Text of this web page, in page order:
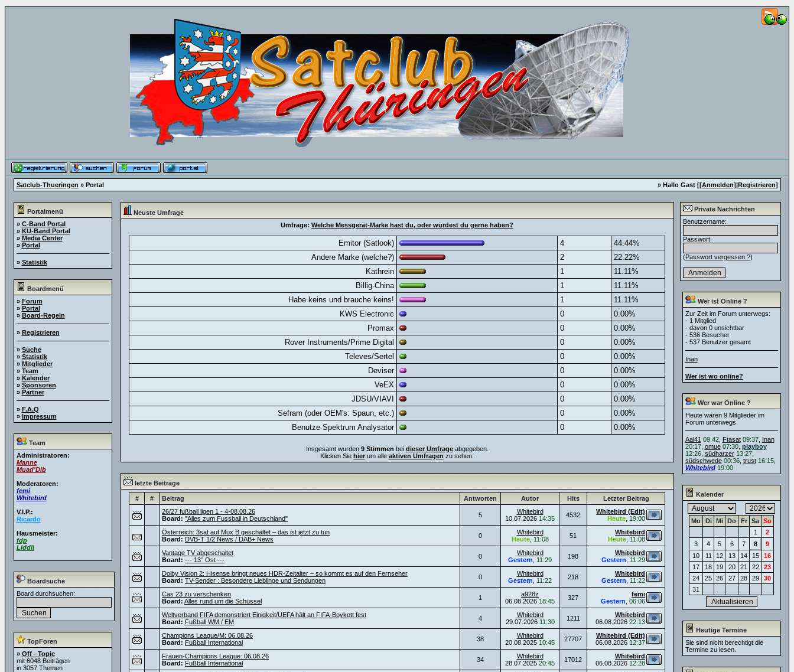
Satclub-Thueringen » Portal » Hallo Gast [[Anmelden]|Registrieren]
Portalmenü
» C-Band Portal
» KU-Band Portal
» Media Center
» Portal
» Statistik
Boardmenü
» Forum
» Portal
» Board-Regeln
» Registrieren
» Suche
» Statistik
» Mitglieder
» Team
» Kalender
» Sponsoren
» Partner
» F.A.Q
» Impressum
Team
Administratoren:
Manne
Muad'Dib
Moderatoren:
femi
Whitebird
V.I.P.:
Ricardo
Hausmeister:
fdp
Liddll
Boardsuche
Board durchsuchen:
TopForen
» Off - Topic
mit 6048 Beiträgen
in 3057 Themen
Neuste Umfrage
Umfrage: Welche Messgerät-Marke hast du, oder würdest du gerne haben?
Emitor (Satlook) 4
44.44%
Andere Marke (welche?)
2
22.22%
Kathrein
1
11.11%
Billig-China
1
11.11%
Habe keins und brauche keins!
1
11.11%
KWS Electronic
0
0.00%
Promax
0
0.00%
Rover Instruments/Prime Digital
0
0.00%
Televes/Sertel
0
0.00%
Deviser
0
0.00%
VeEX
0
0.00%
JDSU/VIAVI
0
0.00%
Sefram (oder OEM's: Spaun, etc.)
0
0.00%
Benutze Spektrum Analysator
0 0.00%
Insgesamt wurden 9 Stimmen bei dieser Umfrageabgegeben.
Klicken Sie hier um alle aktiven Umfragen zu sehen.
letzte Beiträge
# # Beitrag Antworten Autor Hits
Letzter Beitrag
26/27 fußball ligen 1 - 4-08.08.26
Board: "Alles zum Fussball in Deutschland" 5
Whitebird
10.07.2026 14:35 4532
Whitebird (Edit)
Heute 19:00
Österreich: 3sat auf Mux B geschaltet – das ist jetzt zu tun
Board: DVB-T 1/2 News / DAB+ News 0
Whitebird
Heute, 11:08 51
Whitebird
Heute 11:08
Vantage TV abgeschaltet
Board: --- 13° Ost --- 0
Whitebird
Gestern
11:29 198
Whitebird
Gestern
11:29
Dolby Vision 2: Hisense bringt neues HDR-Zeitalter – so kommt es auf den Fernseher
Board: TV-Sender : Besondere Lieblinge und Sendungen 0
Whitebird
Gestern
11:22 218
Whitebird
Gestern
11:22
Cas 23 zu verschenken
Board: Alles rund um die Schüssel 1
a928z
06.08.2026 18:45 327
femi
Gestern 06:06
Weltverband FIFA demonstriert Einigkeit/UEFA hält an FIFA-Boykott fest
Board: Fußball WM / EM 4
Whitebird
29.07.2026 11:30 1211
Whitebird
06.08.2026 22:13
Champions League/M: 06.08.26
Board: Fußball International 38
Whitebird
20.08.2025 10:45 27707
Whitebird (Edit)
06.08.2026 12:37
Frauen-Champions League: 06.08.26
Board: Fußball International 34
Whitebird
28.07.2025 20:45 17012
Whitebird
06.08.2026 12:28
Private Nachrichten
Benutzername:
Passwort:
(Passwort vergessen ?)
Wer ist Online ?
Zur Zeit im Forum unterwegs:
- 1 Mitglied
- davon 0 unsichtbar
- 536 Besucher
- 537 Benutzer gesamt
Inan
Wer ist wo online?
Wer war Online ?
Heute waren 9 Mitglieder im
Forum unterwegs.
Aal41 09:42, Ftasat 09:37, Inan
20:17, omue 07:30, playboy
12:26, südharzer 13:27,
südschwede 00:36, trust 16:15,
Whitebird 19:00
Kalender
Mo Di Mi Do Fr Sa So
1
2
3
4 5 6 7 8
9
10
11 12 13 14 15
16
17
18 19 20 21 22
23
24
25 26 27 28 29
30
31
Heutige Termine
Sie sind nicht berechtigt die
Termine zu lesen.